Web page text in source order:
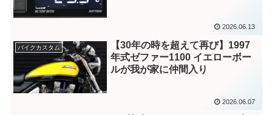
2026.06.13
バイクカスタム
【30年の時を超えて再び】1997
年式ゼファー1100 イエローボー
ルが我が家に仲間入り
2026.06.07